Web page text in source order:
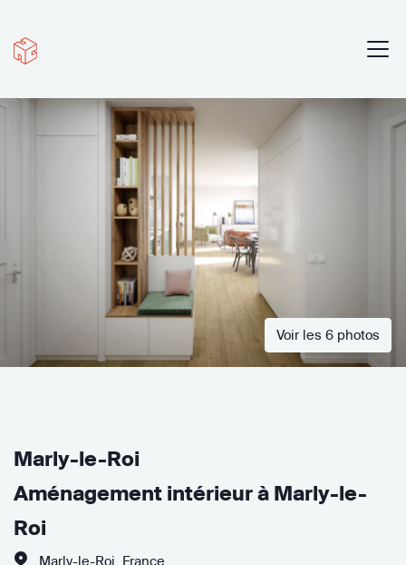
Voir les 6 photos
Marly-le-Roi
Aménagement intérieur à Marly-le-
Roi
Marly-le-Roi France